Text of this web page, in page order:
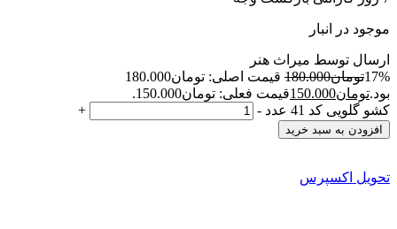
موجود در انبار
ارسال توسط میراث هنر
17%تومان180.000
قیمت اصلی: تومان180.000
بود.تومان150.000قیمت فعلی: تومان150.000.
کشو گلویی کد 41 عدد
-
+
افزودن به سبد خرید
تحویل اکسپرس